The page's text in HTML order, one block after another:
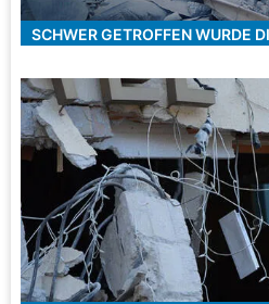
SCHWER GETROFFEN WURDE